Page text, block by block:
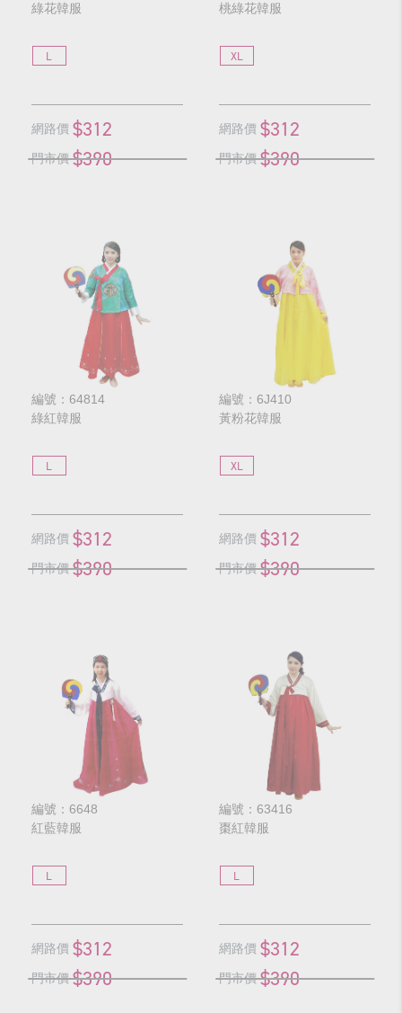
綠花韓服
L
網路價 $312
門市價 $390
桃綠花韓服
XL
網路價 $312
門市價 $390
編號：64814
綠紅韓服
L
網路價 $312
門市價 $390
編號：6J410
黃粉花韓服
XL
網路價 $312
門市價 $390
編號：6648
紅藍韓服
L
網路價 $312
門市價 $390
編號：63416
棗紅韓服
L
網路價 $312
門市價 $390